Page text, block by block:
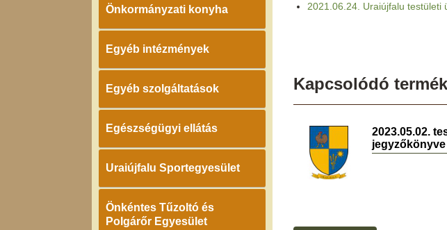
Önkormányzati konyha
Egyéb intézmények
Egyéb szolgáltatások
Egészségügyi ellátás
Uraiújfalu Sportegyesület
Önkéntes Tűzoltó és
Polgárőr Egyesület
2021.06.24. Uraiújfalu testületi
Kapcsolódó
2023.05.02.
jegyzőkönyve